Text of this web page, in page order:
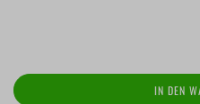
IN DEN